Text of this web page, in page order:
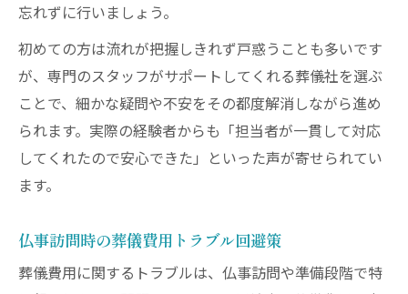
忘れずに行いましょう。
初めての方は流れが把握しきれず戸惑うことも多いです
が、専門のスタッフがサポートしてくれる葬儀社を選ぶ
ことで、細かな疑問や不安をその都度解消しながら進め
られます。実際の経験者からも「担当者が一貫して対応
してくれたので安心できた」といった声が寄せられてい
ます。
仏事訪問時の葬儀費用トラブル回避策
葬儀費用に関するトラブルは、仏事訪問や準備段階で特